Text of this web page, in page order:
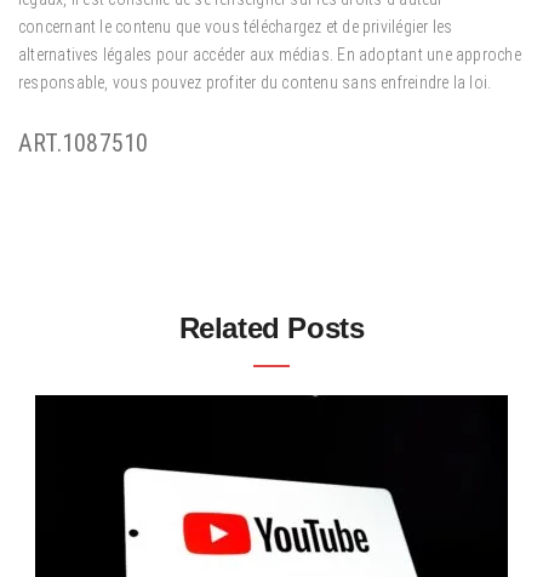
concernant le contenu que vous téléchargez et de privilégier les
alternatives légales pour accéder aux médias. En adoptant une approche
responsable, vous pouvez profiter du contenu sans enfreindre la loi.
ART.1087510
Related Posts